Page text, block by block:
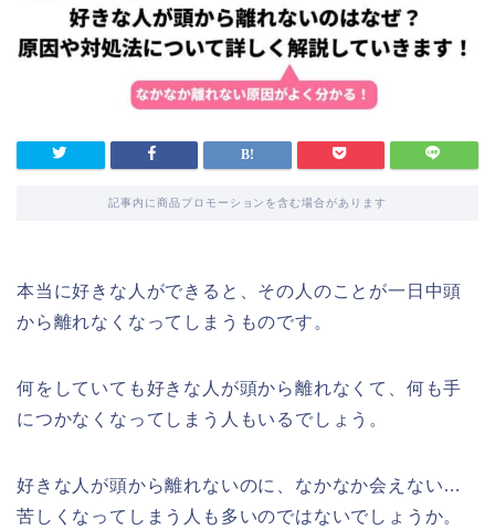
記事内に商品プロモーションを含む場合があります
本当に好きな人ができると、その人のことが一日中頭
から離れなくなってしまうものです。
何をしていても好きな人が頭から離れなくて、何も手
につかなくなってしまう人もいるでしょう。
好きな人が頭から離れないのに、なかなか会えない…
苦しくなってしまう人も多いのではないでしょうか。